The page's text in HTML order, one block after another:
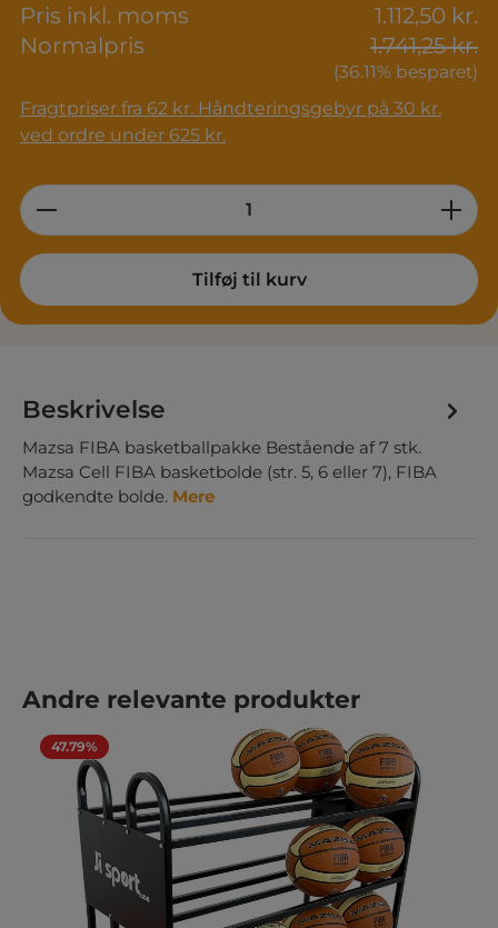
Pris inkl. moms
1.112,50 kr.
Normalpris
1.741,25 kr.
(36.11% besparet)
Fragtpriser fra 62 kr. Håndteringsgebyr på 30 kr.
ved ordre under 625 kr.
Product Quantity: Enter the desired
Tilføj til kurv
Beskrivelse
Mazsa FIBA basketballpakke Bestående af 7 stk.
Mazsa Cell FIBA basketbolde (str. 5, 6 eller 7), FIBA
godkendte bolde. Mere
Spring produktgalleriet over
Andre relevante produkter
47.79%